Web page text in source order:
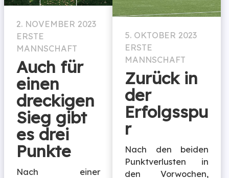
2. NOVEMBER 2023
ERSTE
MANNSCHAFT
Auch für
einen
dreckigen
Sieg gibt
es drei
Punkte
Nach einer
5. OKTOBER 2023
ERSTE
MANNSCHAFT
Zurück in
der
Erfolgsspu
r
Nach den beiden
Punktverlusten in
den Vorwochen,